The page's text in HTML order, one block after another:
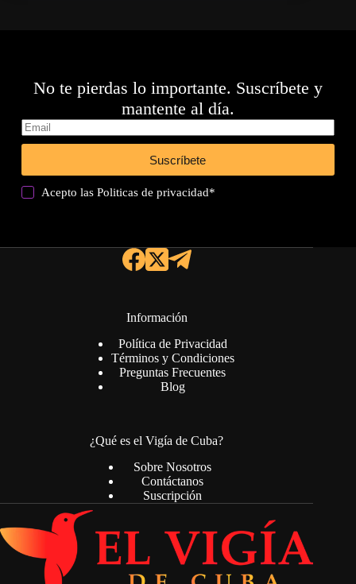
No te pierdas lo importante. Suscríbete y
mantente al día.
Suscríbete
Acepto lasPoliticas de privacidad*
Información
Política de Privacidad
Términos y Condiciones
Preguntas Frecuentes
Blog
¿Qué es el Vigía de Cuba?
Sobre Nosotros
Contáctanos
Suscripción